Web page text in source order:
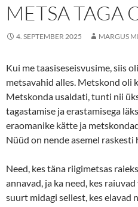
METSA TAGA
4. SEPTEMBER 2025 MARGUS
Kui me taasiseseisvusime, siis
metsavahid alles. Metskond oli
Metskonda usaldati, tunti nii
tagastamise ja erastamisega
eraomanike kätte ja
Nüüd on nende asemel
Need, kes täna riigimetsas
annavad, ja ka need, kes
suurt midagi sellest, kes elavad